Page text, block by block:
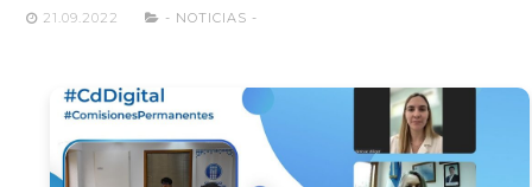
21.09.2022 - NOTICIAS -